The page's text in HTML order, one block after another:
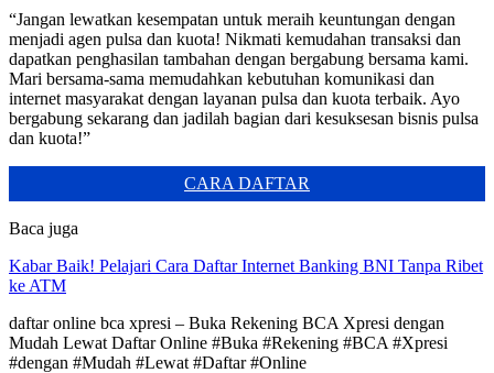
“Jangan lewatkan kesempatan untuk meraih keuntungan dengan
menjadi agen pulsa dan kuota! Nikmati kemudahan transaksi dan
dapatkan penghasilan tambahan dengan bergabung bersama kami.
Mari bersama-sama memudahkan kebutuhan komunikasi dan
internet masyarakat dengan layanan pulsa dan kuota terbaik. Ayo
bergabung sekarang dan jadilah bagian dari kesuksesan bisnis pulsa
dan kuota!”
CARA DAFTAR
Baca juga
Kabar Baik! Pelajari Cara Daftar Internet Banking BNI Tanpa Ribet
ke ATM
daftar online bca xpresi – Buka Rekening BCA Xpresi dengan
Mudah Lewat Daftar Online #Buka #Rekening #BCA #Xpresi
#dengan #Mudah #Lewat #Daftar #Online